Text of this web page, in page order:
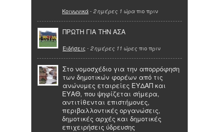
Κοινωνικά- 2 ημέρες 1 ώρα πιο πριν
ΠΡΩΤΗ ΓΙΑ ΤΗΝ ΑΣΑ
Ειδήσεις - 2 ημέρες 11 ώρες πιο πριν
Στο νομοσχέδιο για την απορρόφηση
των δημοτικών φορέων από τις
ανώνυμες εταιρείες ΕΥΔΑΠ και
ΕΥΑΘ, που ψηφίζεται σήμερα,
αντιτίθενται επιστήμονες,
περιβαλλοντικές οργανώσεις,
δημοτικές αρχές και δημοτικές
επιχειρήσεις ύδρευσης